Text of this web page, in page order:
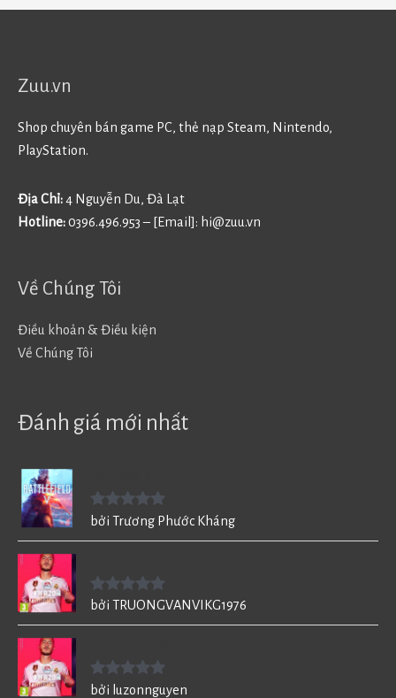
Zuu.vn
Shop chuyên bán game PC, thẻ nạp Steam, Nintendo,
PlayStation.
Địa Chỉ:4 Nguyễn Du, Đà Lạt
Hotline:0396.496.953 – [Email]: hi@zuu.vn
Về Chúng Tôi
Điều khoản & Điều kiện
Về Chúng Tôi
Đánh giá mới nhất
Được xếp
bởi Trương Phước Kháng
Được xếp
bởi TRUONGVANVIKG1976
Được xếp
bởi luzonnguyen